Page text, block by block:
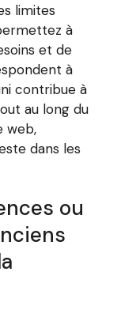
limites
à
et de
à
contribue à
au long du
web,
dans les
ou